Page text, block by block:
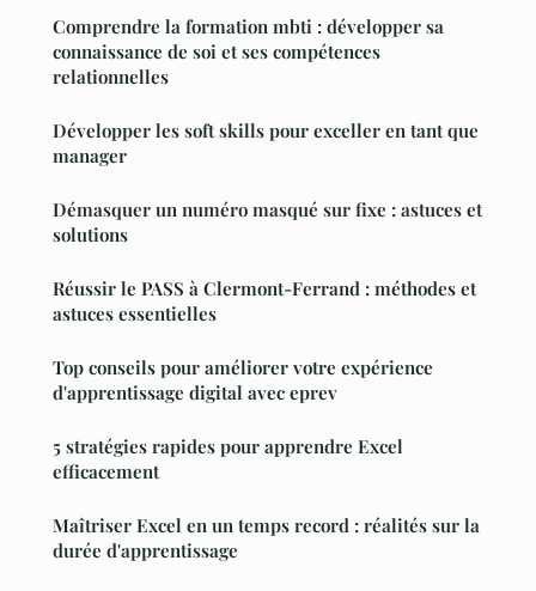
Comprendre la formation mbti : développer sa
connaissance de soi et ses compétences
relationnelles
Développer les soft skills pour exceller en tant que
manager
Démasquer un numéro masqué sur fixe : astuces et
solutions
Réussir le PASS à Clermont-Ferrand : méthodes et
astuces essentielles
Top conseils pour améliorer votre expérience
d'apprentissage digital avec eprev
5 stratégies rapides pour apprendre Excel
efficacement
Maîtriser Excel en un temps record : réalités sur la
durée d'apprentissage